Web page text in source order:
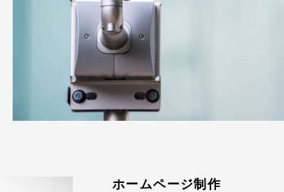
ホームページ制作